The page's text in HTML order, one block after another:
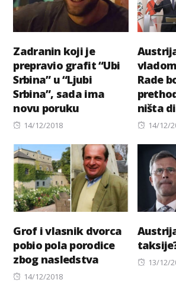
Zadranin koji je
prepravio grafit “Ubi
Srbina” u “Ljubi
Srbina”, sada ima
novu poruku
Posted
14/12/2018
Rade
ništa
Posted
14/12/
Grof i vlasnik dvorca
pobio pola porodice
zbog nasledstva
Posted
14/12/2018
Posted
13/12/